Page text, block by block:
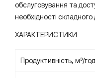
обслуговування та
необхідності
ХАРАКТЕРИСТИКИ
Продуктивність, м³/год